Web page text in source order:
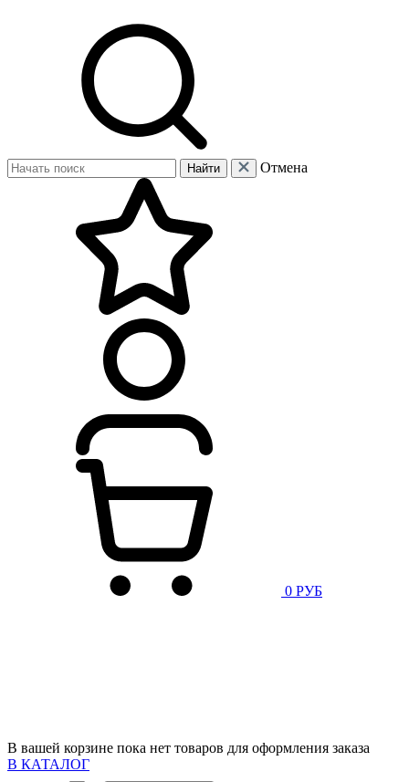
Найти Отмена
0 РУБ
В вашей корзине пока нет товаров для оформления заказа
В КАТАЛОГ